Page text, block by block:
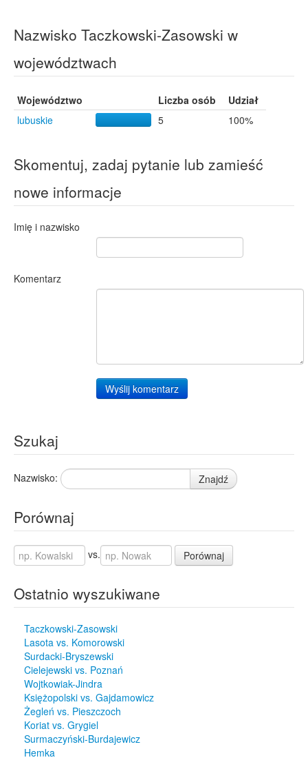
Nazwisko Taczkowski-Zasowski w
województwach
Województwo Liczba osób
Udział
lubuskie
5 100%
Skomentuj, zadaj pytanie lub zamieść
nowe informacje
Imię i nazwisko
Komentarz
Wyślij komentarz
Szukaj
Nazwisko: Znajdź
Porównaj
vs. Porównaj
Ostatnio wyszukiwane
Taczkowski-Zasowski
Lasota vs. Komorowski
Surdacki-Bryszewski
Cielejewski vs. Poznań
Wojtkowiak-Jindra
Księżopolski vs. Gajdamowicz
Żegleń vs. Pieszczoch
Koriat vs. Grygiel
Surmaczyński-Burdajewicz
Hemka